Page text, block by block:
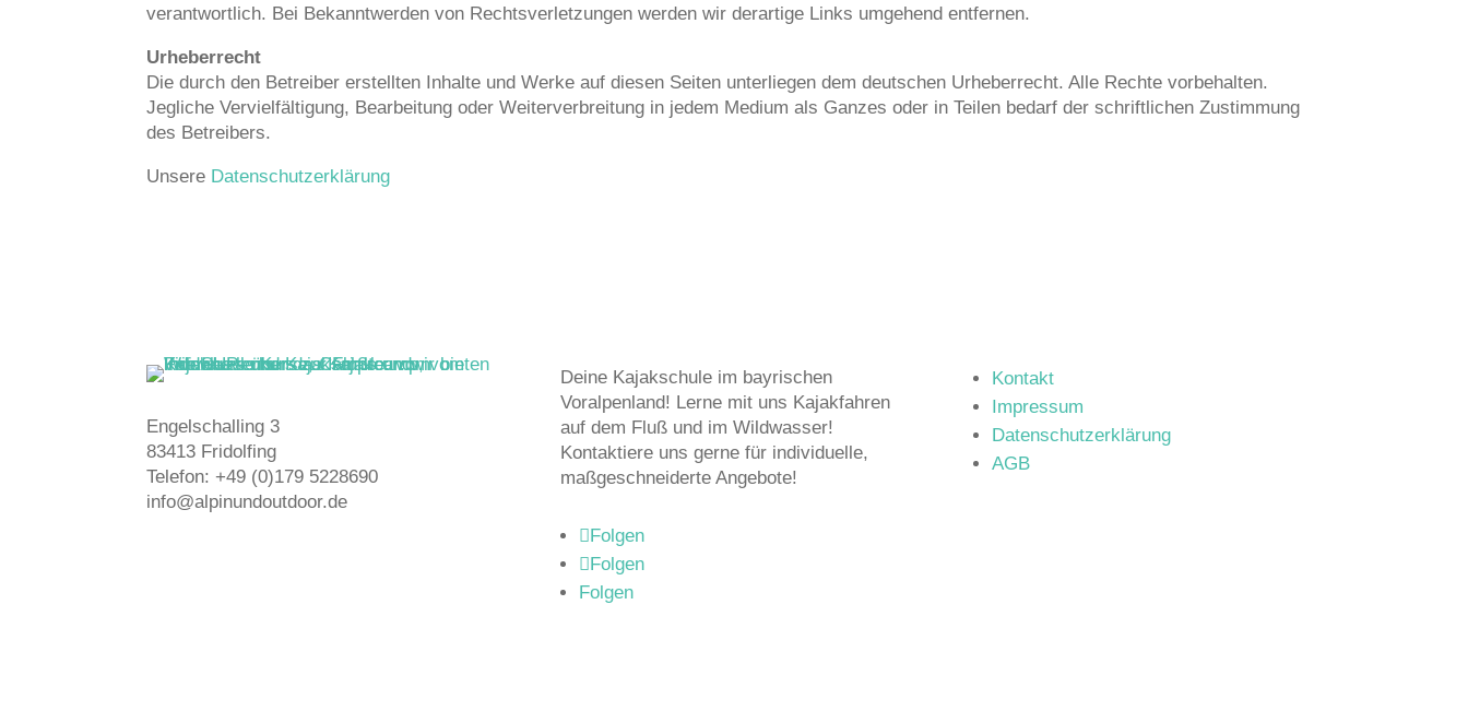
verantwortlich. Bei Bekanntwerden von Rechtsverletzungen werden wir derartige Links umgehend entfernen.
Urheberrecht
Die durch den Betreiber erstellten Inhalte und Werke auf diesen Seiten unterliegen dem deutschen Urheberrecht. Alle Rechte vorbehalten.
Jegliche Vervielfältigung, Bearbeitung oder Weiterverbreitung in jedem Medium als Ganzes oder in Teilen bedarf der schriftlichen Zustimmung
des Betreibers.
Unsere Datenschutzerklärung
Engelschalling 3
83413 Fridolfing
Telefon: +49 (0)179 5228690
info@alpinundoutdoor.de
Deine Kajakschule im bayrischen
Voralpenland! Lerne mit uns Kajakfahren
auf dem Fluß und im Wildwasser!
Kontaktiere uns gerne für individuelle,
maßgeschneiderte Angebote!
Folgen
Folgen
Folgen
Kontakt
Impressum
Datenschutzerklärung
AGB